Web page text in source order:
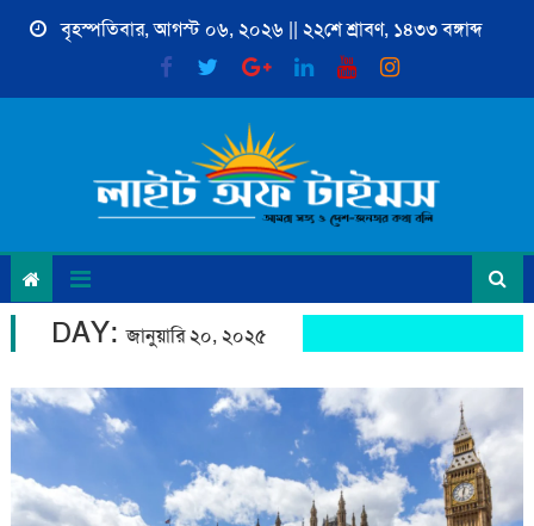
Skip
বৃহস্পতিবার, আগস্ট ০৬, ২০২৬ || ২২শে শ্রাবণ, ১৪৩৩ বঙ্গাব্দ
DAY:জানুয়ারি ২০, ২০২৫